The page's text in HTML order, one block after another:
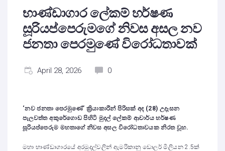
භාණ්ඩාගාර ලේකම් හර්ෂණ
සූරියප්පෙරුමගේ නිවස අසල නව
ජනතා පෙරමුණේ විරෝධතාවක්
April 28, 2026 0
‘නව ජනතා පෙරමුණේ’ ක්‍රියාකාරීන් පිරිසක් අද (28) උදෑසන
පැලවත්ත අකුරේගොඩ පිහිටි මුදල් ලේකම් ආචාර්ය හර්ෂණ
සූරියප්පෙරුම මහතාගේ නිවස අසල විරෝධතාවයක නිරත වූහ.
මහා භාණ්ඩාගාරයේ අරමුදල්වලින් ඇමරිකානු ඩොලර් මිලියන 2.5ක්